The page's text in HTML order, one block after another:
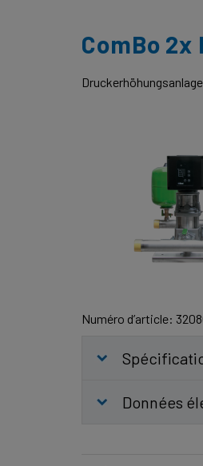
ComBo
Numéro d’article:
Données